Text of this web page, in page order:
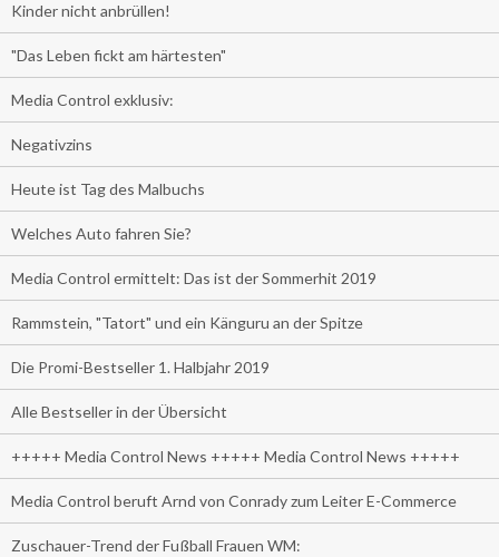
Kinder nicht anbrüllen!
"Das Leben fickt am härtesten"
Media Control exklusiv:
Negativzins
Heute ist Tag des Malbuchs
Welches Auto fahren Sie?
Media Control ermittelt: Das ist der Sommerhit 2019
Rammstein, "Tatort" und ein Känguru an der Spitze
Die Promi-Bestseller 1. Halbjahr 2019
Alle Bestseller in der Übersicht
+++++ Media Control News +++++ Media Control News +++++
Media Control beruft Arnd von Conrady zum Leiter E-Commerce
Zuschauer-Trend der Fußball Frauen WM: